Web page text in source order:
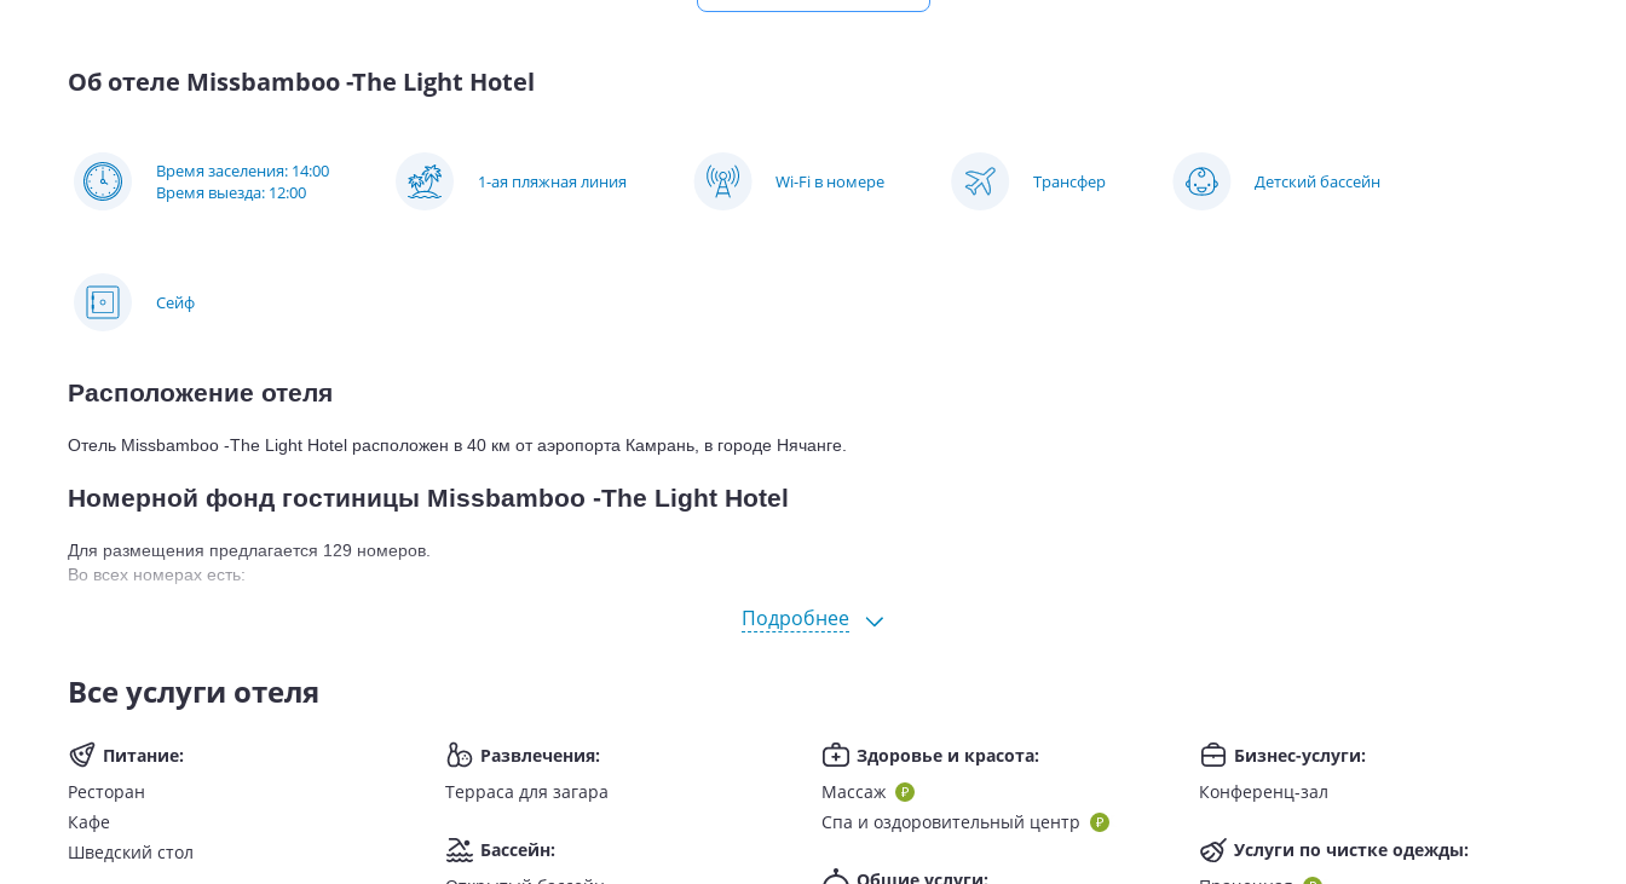
Об отеле Missbamboo -The Light Hotel
Время заселения: 14:00
Время выезда: 12:00
1-ая пляжная линия Wi-Fi в номере Трансфер Детский бассейн
Сейф
Расположение отеля
Отель Missbamboo -The Light Hotel расположен в 40 км от аэропорта Камрань, в городе Нячанге.
Номерной фонд гостиницы Missbamboo -The Light Hotel
Для размещения предлагается 129 номеров.
Во всех номерах есть:
туалетно-косметические принадлежности;
телевизор;
кондиционер;
чайник;
Подробнее
Все услуги отеля
Питание:
Ресторан
Кафе
Шведский стол
Развлечения:
Терраса для загара
Бассейн:
Здоровье и красота:
Массаж
Спа и оздоровительный центр
Бизнес-услуги:
Конференц-зал
Услуги по чистке одежды: